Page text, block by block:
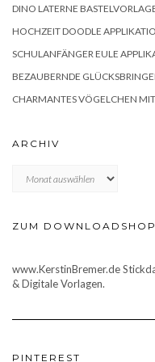
DINO LATERNE
HOCHZEIT DOODLE
SCHULANFÄNGER EULE
BEZAUBERNDE
CHARMANTES VÖGELCHEN
ARCHIV
ZUM DOWNLOADSHOP
www.KerstinBremer.de
& Digitale Vorlagen.
PINTEREST